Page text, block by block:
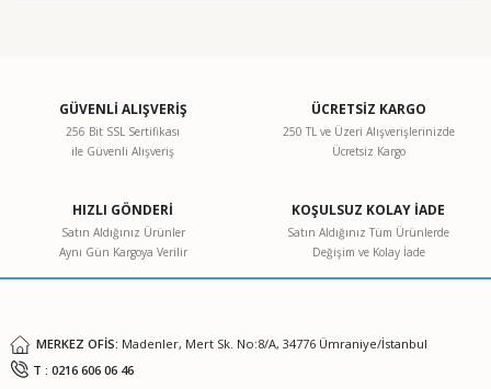
Görüş ve önerileriniz için teşekkür ederiz.
Ürün resmi kalitesiz, bozuk veya görüntülenemiyor.
Ürün bilgilerinde hatalar bulunuyor.
Ürün fiyatı diğer sitelerden daha pahalı.
GÜVENLİ ALIŞVERİŞ
256 Bit SSL Sertifikası
ile Güvenli Alışveriş
ÜCRETSİZ KARGO
250 TL ve Üzeri Alışverişlerinizde
Ücretsiz Kargo
HIZLI GÖNDERİ
Satın Aldığınız Ürünler
Aynı Gün Kargoya Verilir
KOŞULSUZ KOLAY İADE
Satın Aldığınız Tüm Ürünlerde
Değişim ve Kolay İade
MERKEZ OFİS: Madenler, Mert Sk. No:8/A, 34776 Ümraniye/İstanbul
T : 0216 606 06 46